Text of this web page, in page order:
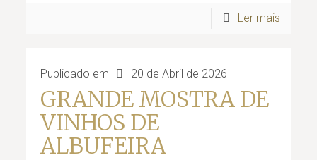
Ler mais
Publicado em 20 de Abril de 2026
GRANDE MOSTRA DE
VINHOS DE
ALBUFEIRA